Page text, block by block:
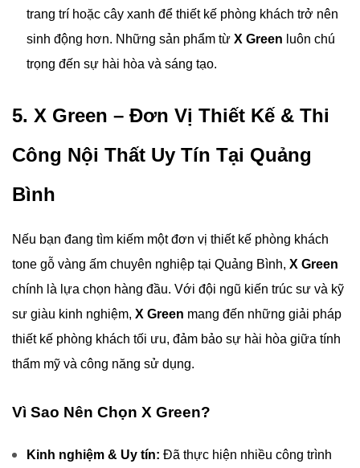
trang trí hoặc cây xanh để thiết kế phòng khách trở nên
sinh động hơn. Những sản phẩm từ X Green luôn chú
trọng đến sự hài hòa và sáng tạo.
5. X Green – Đơn Vị Thiết Kế & Thi
Công Nội Thất Uy Tín Tại Quảng
Bình
Nếu bạn đang tìm kiếm một đơn vị thiết kế phòng khách
tone gỗ vàng ấm chuyên nghiệp tại Quảng Bình, X Green
chính là lựa chọn hàng đầu. Với đội ngũ kiến trúc sư và kỹ
sư giàu kinh nghiệm, X Green mang đến những giải pháp
thiết kế phòng khách tối ưu, đảm bảo sự hài hòa giữa tính
thẩm mỹ và công năng sử dụng.
Vì Sao Nên Chọn X Green?
Kinh nghiệm & Uy tín: Đã thực hiện nhiều công trình